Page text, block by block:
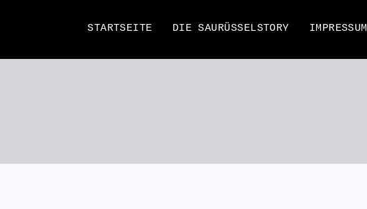
STARTSEITE DIE SAURÜSSELSTORY IMPRESSUM